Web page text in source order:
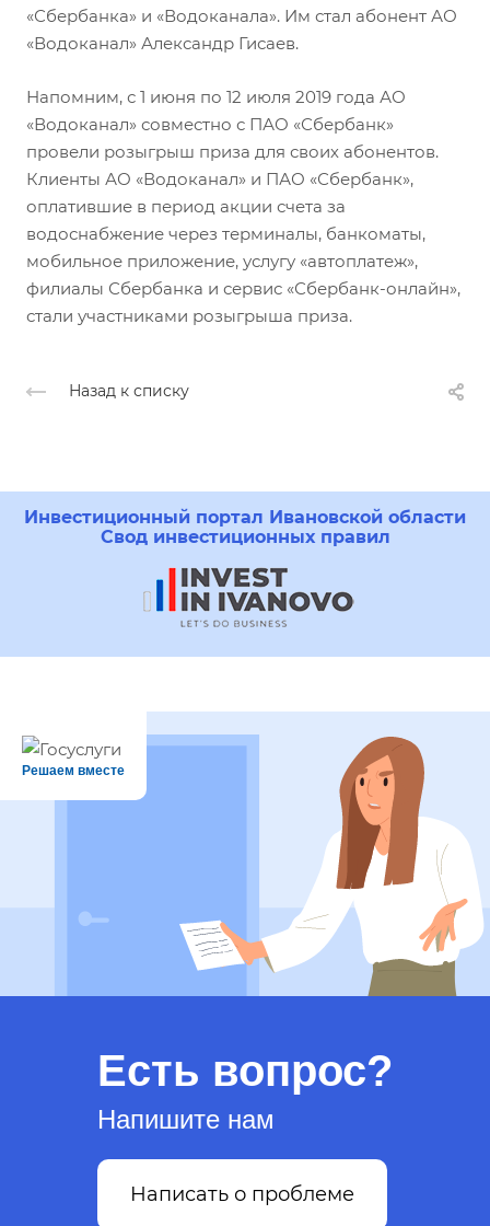
«Сбербанка» и «Водоканала». Им стал абонент АО
«Водоканал» Александр Гисаев.
Напомним, с 1 июня по 12 июля 2019 года АО
«Водоканал» совместно с ПАО «Сбербанк»
провели розыгрыш приза для своих абонентов.
Клиенты АО «Водоканал» и ПАО «Сбербанк»,
оплатившие в период акции счета за
водоснабжение через терминалы, банкоматы,
мобильное приложение, услугу «автоплатеж»,
филиалы Сбербанка и сервис «Сбербанк-онлайн»,
стали участниками розыгрыша приза.
Назад к списку
Инвестиционный портал Ивановской области
Свод инвестиционных правил
Есть вопрос?
Напишите нам
Написать о проблеме
Решаем вместе